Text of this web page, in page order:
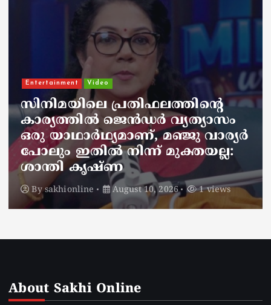
ആരെയും കാണിക്കാതെ
സമ്പാദ്യം കുഴിച്ചിട്ടു, പിന്നീട് ആ
സ്ഥലം മറന്നുപോയി; ഒരു
വര്‍ഷത്തിന് ശേഷം കര്‍ഷകന്‍
കണ്ടത് നെഞ്ചുതകര്‍ക്കുന്ന
കാഴ്ച
Bysakhionline August 10, 2026 1 views
About Sakhi Online